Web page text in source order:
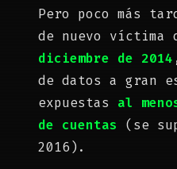
Pero poco más
de nuevo víctima
diciembre de 2014
de datos a gran
expuestas
al
de cuentas
(se
2016).